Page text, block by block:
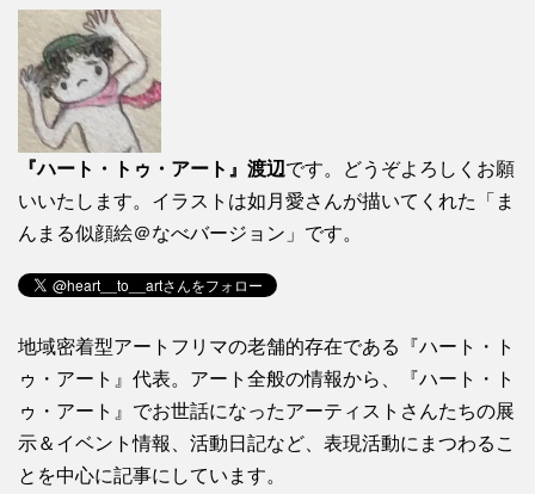
『ハート・トゥ・アート』渡辺です。どうぞよろしくお願
いいたします。イラストは如月愛さんが描いてくれた「ま
んまる似顔絵＠なべバージョン」です。
地域密着型アートフリマの老舗的存在である『ハート・ト
ゥ・アート』代表。アート全般の情報から、『ハート・ト
ゥ・アート』でお世話になったアーティストさんたちの展
示＆イベント情報、活動日記など、表現活動にまつわるこ
とを中心に記事にしています。